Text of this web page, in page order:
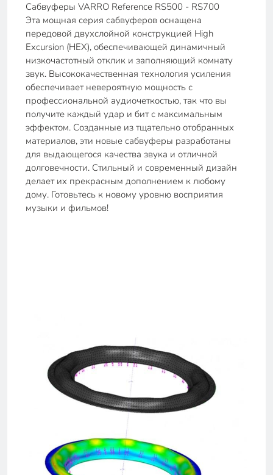
Сабвуферы VARRO Reference RS500 - RS700
Эта мощная серия сабвуферов оснащена
передовой двухслойной конструкцией High
Excursion (HEX), обеспечивающей динамичный
низкочастотный отклик и заполняющий комнату
звук. Высококачественная технология усиления
обеспечивает невероятную мощность с
профессиональной аудиочеткостью, так что вы
получите каждый удар и бит с максимальным
эффектом. Созданные из тщательно отобранных
материалов, эти новые сабвуферы разработаны
для выдающегося качества звука и отличной
долговечности. Стильный и современный дизайн
делает их прекрасным дополнением к любому
дому. Готовьтесь к новому уровню восприятия
музыки и фильмов!